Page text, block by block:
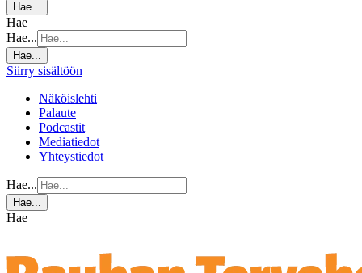
Hae...
Hae
Hae...
Hae...
Siirry sisältöön
Näköislehti
Palaute
Podcastit
Mediatiedot
Yhteystiedot
Hae...
Hae...
Hae